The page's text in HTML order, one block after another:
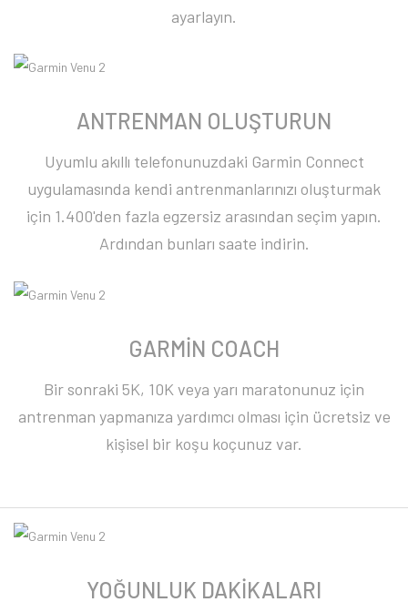
ayarlayın.
ANTRENMAN OLUŞTURUN
Uyumlu akıllı telefonunuzdaki Garmin Connect
uygulamasında kendi antrenmanlarınızı oluşturmak
için 1.400'den fazla egzersiz arasından seçim yapın.
Ardından bunları saate indirin.
GARMİN COACH
Bir sonraki 5K, 10K veya yarı maratonunuz için
antrenman yapmanıza yardımcı olması için ücretsiz ve
kişisel bir koşu koçunuz var.
YOĞUNLUK DAKİKALARI